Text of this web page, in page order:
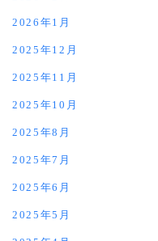
2026年1月
2025年12月
2025年11月
2025年10月
2025年8月
2025年7月
2025年6月
2025年5月